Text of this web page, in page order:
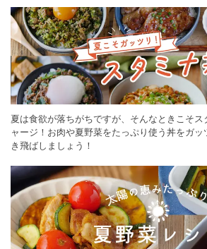
夏は食欲が落ちがちですが、そんなときこそ
ャージ！お肉や夏野菜をたっぷり使う丼をガ
き飛ばしましょう！